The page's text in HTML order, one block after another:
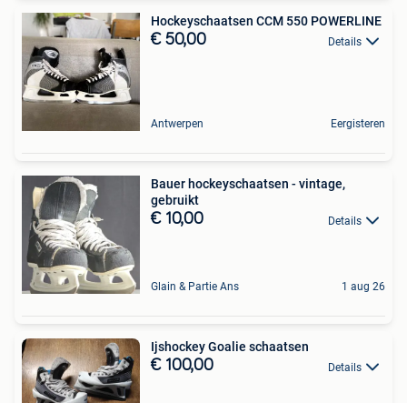
Hockeyschaatsen CCM 550 POWERLINE
€ 50,00 Details
Antwerpen Eergisteren
Bauer hockeyschaatsen - vintage,
gebruikt
€ 10,00 Details
Glain & Partie Ans 1 aug 26
Ijshockey Goalie schaatsen
€ 100,00 Details